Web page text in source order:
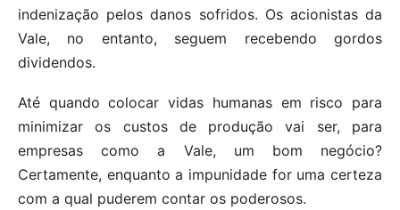
indenização pelos danos sofridos. Os acionistas da
Vale, no entanto, seguem recebendo gordos
dividendos.
Até quando colocar vidas humanas em risco para
minimizar os custos de produção vai ser, para
empresas como a Vale, um bom negócio?
Certamente, enquanto a impunidade for uma certeza
com a qual puderem contar os poderosos.